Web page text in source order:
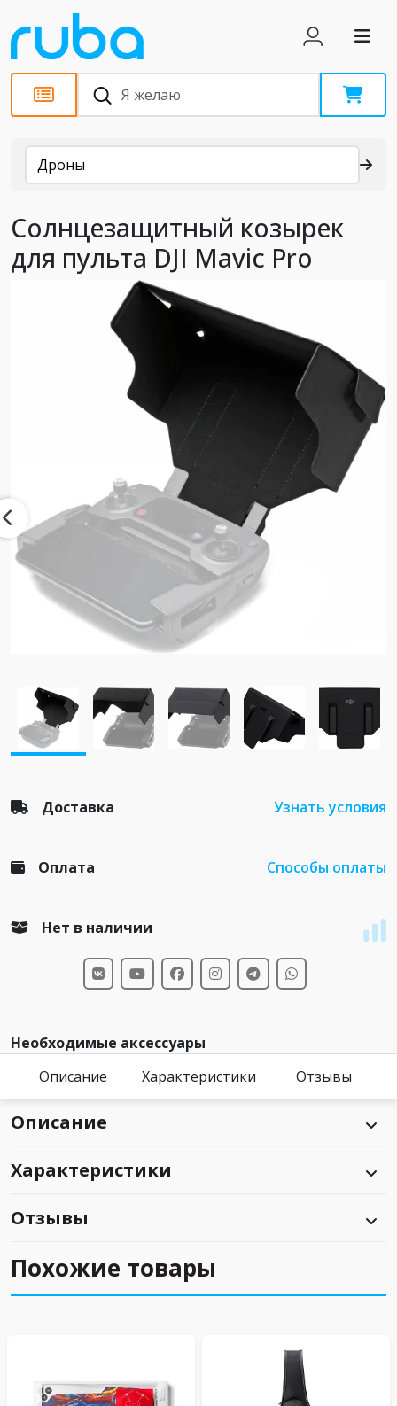
Каталог
Дроны
Солнцезащитный козырек
для пульта DJI Mavic Pro
Доставка Узнать условия
Оплата Способы оплаты
Нет в наличии
Необходимые аксессуары
Описание
Характеристики Отзывы
Описание
Характеристики
Отзывы
Похожие товары